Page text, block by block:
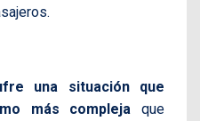
una situación que
más compleja que